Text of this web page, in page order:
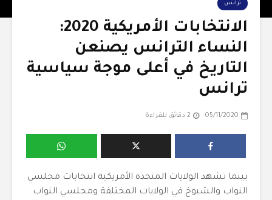
ترانس
الانتخابات الأمريكية 2020:
النساء الترانس يصنعن
التاريخ في أعلى موجة سياسية
ترانس
05/11/2020 2 دقائق للقراءة
بينما تشهد الولايات المتحدة الأمريكية انتخابات مجلسي
النواب والشيوخ في الولايات المختلفة ومجلسي النواب